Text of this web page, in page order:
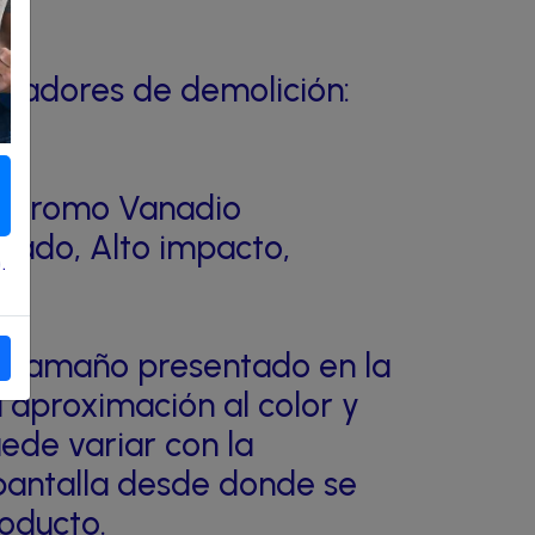
de demolición:
Vanadio
Alto impacto,
tamaño presentado en la
al color y
variar con la
desde donde se